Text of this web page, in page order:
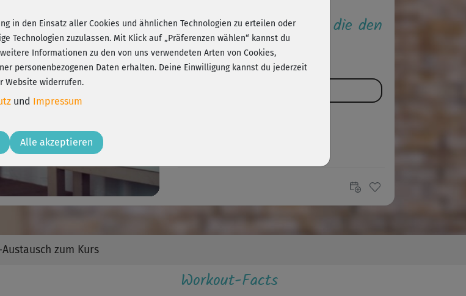
Gehöre zu den Ersten, die den
Kurs kommentieren.
zum Kurs
Workout-Facts
in den Einsatz aller Cookies und ähnlichen Technologien zu erteilen oder
Technologien zuzulassen. Mit Klick auf „Präferenzen wählen“ kannst du
Informationen zu den von uns verwendeten Arten von Cookies,
personenbezogenen Daten erhalten. Deine Einwilligung kannst du jederzeit
Website widerrufen.
und Impressum
Alle akzeptieren